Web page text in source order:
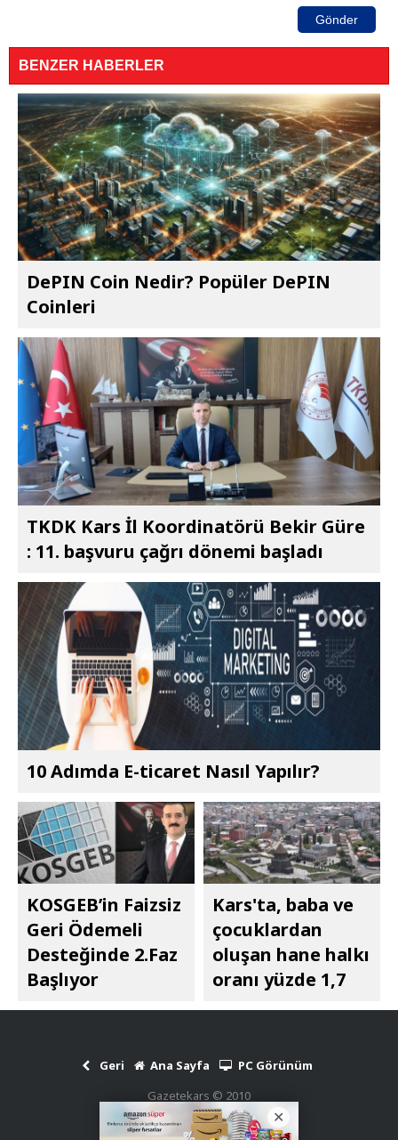
Gönder
BENZER HABERLER
DePIN Coin Nedir? Popüler DePIN
Coinleri
TKDK Kars İl Koordinatörü Bekir Güre
: 11. başvuru çağrı dönemi başladı
10 Adımda E-ticaret Nasıl Yapılır?
KOSGEB’in Faizsiz
Geri Ödemeli
Desteğinde 2.Faz
Başlıyor
Kars'ta, baba ve
çocuklardan
oluşan hane halkı
oranı yüzde 1,7
Geri Ana Sayfa
PC Görünüm
Gazetekars © 2010
Haber Scripti